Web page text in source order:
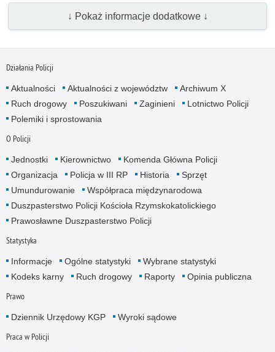
↓ Pokaż informacje dodatkowe ↓
Działania Policji
Aktualności Aktualności z województw
Archiwum X
Ruch drogowy
Poszukiwani Zaginieni
Lotnictwo Policji
Polemiki i sprostowania
O Policji
Jednostki Kierownictwo
Komenda Główna Policji
Organizacja
Policja w III RP Historia
Sprzęt
Umundurowanie
Współpraca międzynarodowa
Duszpasterstwo Policji Kościoła Rzymskokatolickiego
Prawosławne Duszpasterstwo Policji
Statystyka
Informacje Ogólne statystyki
Wybrane statystyki
Kodeks karny
Ruch drogowy Raporty Opinia publiczna
Prawo
Dziennik Urzędowy KGP Wyroki sądowe
Praca w Policji